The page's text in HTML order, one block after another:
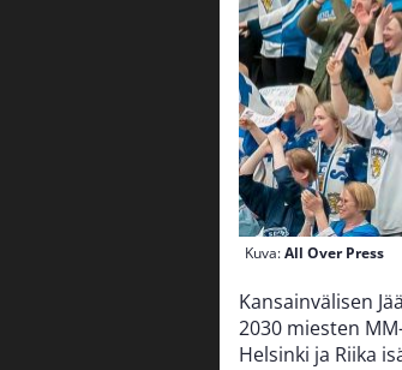
Kuva:All Over Press
Kansainvälisen
2030 miesten
Helsinki ja Riika